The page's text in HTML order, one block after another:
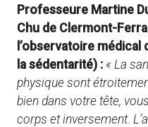
Professeure Martine
Chu de Clermont-
l’observatoire médical
la sédentarité) : « La
physique sont
bien dans votre tête,
corps et inversement.